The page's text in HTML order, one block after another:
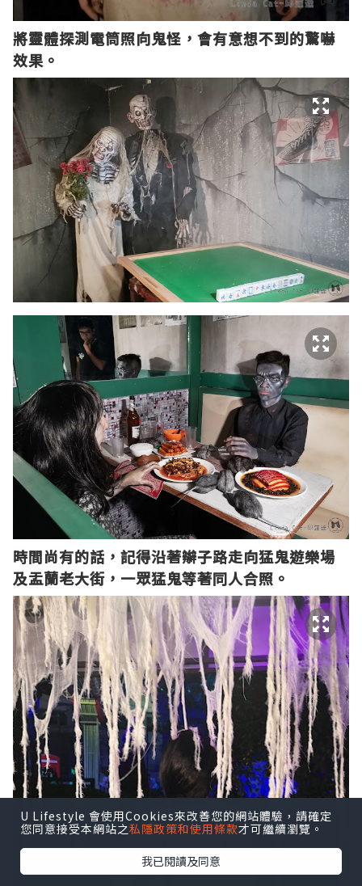
將靈體探測電筒照向鬼怪，會有意想不到的驚嚇
效果。
時間尚有的話，記得沿著辮子路走向猛鬼遊樂場
及盂蘭老大街，一眾猛鬼等著同人合照。
U Lifestyle 會使用Cookies來改善您的網站體驗，請確定
您同意接受本網站之私隱政策和使用條款才可繼續瀏覽。
我已閱讀及同意